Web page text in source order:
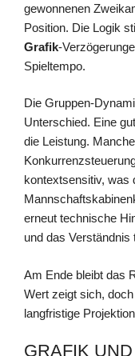
gewonnenen
Position. Die Logik
Grafik-
Spieltempo.
Die Gruppen-
Unterschied. Eine
die Leistung.
kontextsensitiv, was
erneut technische
und das Verständnis
Am Ende bleibt das
Wert zeigt sich,
langfristige
GRAFIK